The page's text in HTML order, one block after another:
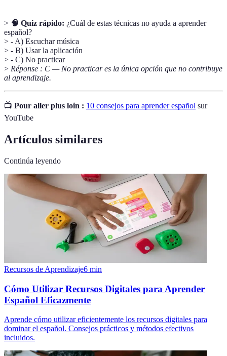
> 🧠 Quiz rápido: ¿Cuál de estas técnicas no ayuda a aprender
español?
> - A) Escuchar música
> - B) Usar la aplicación
> - C) No practicar
> Réponse : C — No practicar es la única opción que no contribuye
al aprendizaje.
📺 Pour aller plus loin : 10 consejos para aprender español sur
YouTube
Artículos similares
Continúa leyendo
Recursos de Aprendizaje6 min
Cómo Utilizar Recursos Digitales para Aprender
Español Eficazmente
Aprende cómo utilizar eficientemente los recursos digitales para
dominar el español. Consejos prácticos y métodos efectivos
incluidos.